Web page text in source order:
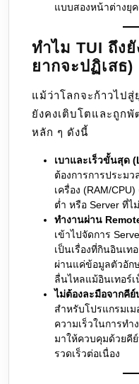
แบบสองหน้าต่างยุค
ทำไม TUI ถึง
ยากจะปฏิเสธ)
แม้ว่าโลกจะก้าวไป
ยังคงเติบโตและถู
หลัก ๆ ดังนี้
เบาและเร็วขั้นสุด
ต้องการการประม
เครื่อง (RAM/
ต่ำ หรือ Server ที่ไ
ทำงานผ่าน
เข้าไปจัดการ
เป็นเรื่องที่กินอินเท
ผ่านแค่ข้อมูลตัวอัก
ลื่นไหลแม้อินเทอร์
ไม่ต้องละมือจากคี
สำหรับโปรแกรมเ
ความเร็วในการท
มาให้ควบคุมด้วยคี
รวดเร็วต่อเนื่อง